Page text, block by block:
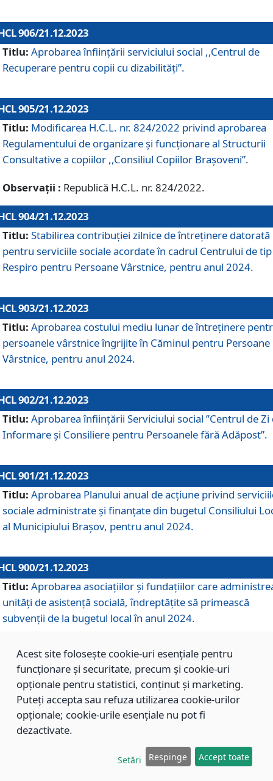
906/21.12.2023
Titlu: Aprobarea înființării serviciului social ,,Centrul de
Recuperare pentru copii cu dizabilități”.
905/21.12.2023
Titlu: Modificarea H.C.L. nr. 824/2022 privind aprobarea
Regulamentului de organizare şi funcţionare al Structurii
Consultative a copiilor ,,Consiliul Copiilor Braşoveni”.
Observații : Republică H.C.L. nr. 824/2022.
904/21.12.2023
Titlu: Stabilirea contribuţiei zilnice de întreținere datorată
pentru serviciile sociale acordate în cadrul Centrului de tip
Respiro pentru Persoane Vârstnice, pentru anul 2024.
903/21.12.2023
Titlu: Aprobarea costului mediu lunar de întreţinere
persoanele vârstnice îngrijite în Căminul pentru Persoane
Vârstnice, pentru anul 2024.
902/21.12.2023
Titlu: Aprobarea înființării Serviciului social ”Centrul de Zi
Informare și Consiliere pentru Persoanele fără Adăpost”.
901/21.12.2023
Titlu: Aprobarea Planului anual de acțiune privind
sociale administrate și finanțate din bugetul Consiliului
al Municipiului Brașov, pentru anul 2024.
900/21.12.2023
Titlu: Aprobarea asociațiilor şi fundațiilor care
unități de asistenţă socială, îndreptăţite să primească
subvenţii de la bugetul local în anul 2024.
899/21.12.2023
Aprobarea standardelor de cost pentru serviciile
sociale furnizate în cadrul Direcției de Asistență Socială
Brașov, pentru anul 2024.
Modificarea Anexei la H.C.L. nr. 91 din 09.02.2018,
Acest site folosește cookie-uri esențiale pentru
funcționare și securitate, precum și cookie-uri
opționale pentru statistici, conținut și marketing.
Puteți accepta sau refuza utilizarea cookie-urilor
opționale; cookie-urile esențiale nu pot fi
dezactivate.
Setări Respinge Accept toate